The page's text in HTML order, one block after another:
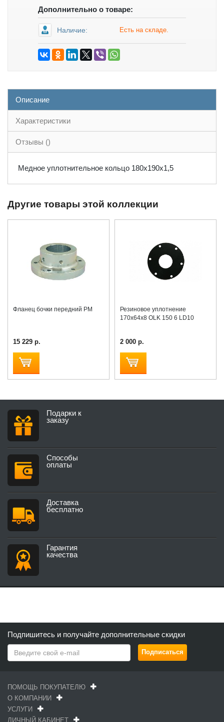
Дополнительно о товаре:
Наличие: Есть на складе.
Описание
Характеристики
Отзывы ()
Медное уплотнительное кольцо 180x190x1,5
Другие товары этой коллекции
Фланец бочки передний PM
15 229 р.
Резиновое уплотнение
170x64x8 OLK 150 6 LD10
2 000 р.
Подарки к
заказу
Способы
оплаты
Доставка
бесплатно
Гарантия
качества
Подпишитесь и получайте дополнительные скидки
ПОМОЩЬ ПОКУПАТЕЛЮ
О КОМПАНИИ
УСЛУГИ
ЛИЧНЫЙ КАБИНЕТ